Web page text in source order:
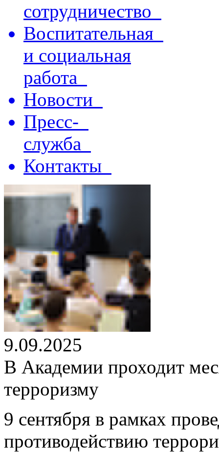
сотрудничество
Воспитательная
и социальная
работа
Новости
Пресс-
служба
Контакты
9.09.2025
В Академии проходит
терроризму
9 сентября в рамках
противодействию